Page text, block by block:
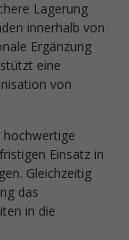
Lagerung
innerhalb von
Ergänzung
eine
von
Einsatz in
Gleichzeitig
das
in die